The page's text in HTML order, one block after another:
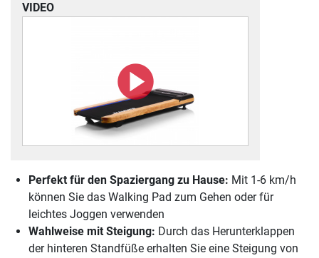
VIDEO
Perfekt für den Spaziergang zu Hause: Mit 1-6 km/h
können Sie das Walking Pad zum Gehen oder für
leichtes Joggen verwenden
Wahlweise mit Steigung: Durch das Herunterklappen
der hinteren Standfüße erhalten Sie eine Steigung von